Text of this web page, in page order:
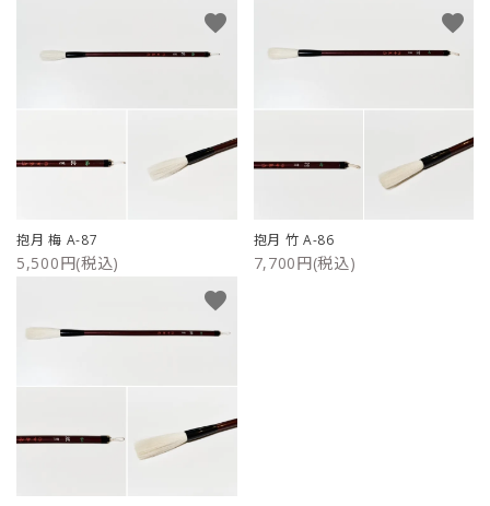
プライバシーポリシー
抱月 梅 A-87
5,500円(税込)
favorite
抱月 竹 A-86
7,700円(税込)
favorite
favorite